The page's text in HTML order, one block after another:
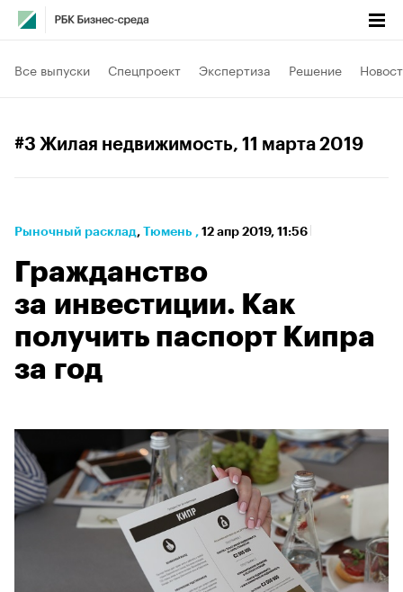
Все выпуски Спецпроект Экспертиза Решение
#3 Жилая недвижимость, 11 марта 2019
Рыночный расклад⁠, Тюмень , 12 апр 2019, 11:56
Гражданство
за инвестиции. Как
получить паспорт Кипра
за год